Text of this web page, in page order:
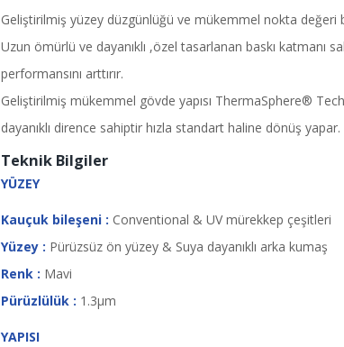
Geliştirilmiş yüzey düzgünlüğü ve mükemmel nokta değeri
Uzun ömürlü ve dayanıklı ,özel tasarlanan baskı katmanı
performansını arttırır.
Geliştirilmiş mükemmel gövde yapısı ThermaSphere®
dayanıklı dirence sahiptir hızla standart haline dönüş yapar.
Teknik Bilgiler
YÜZEY
Kauçuk bileşeni : Conventional & UV mürekkep çeşitleri
Yüzey : Pürüzsüz ön yüzey & Suya dayanıklı arka kumaş
Renk : Mavi
Pürüzlülük : 1.3µm
YAPISI